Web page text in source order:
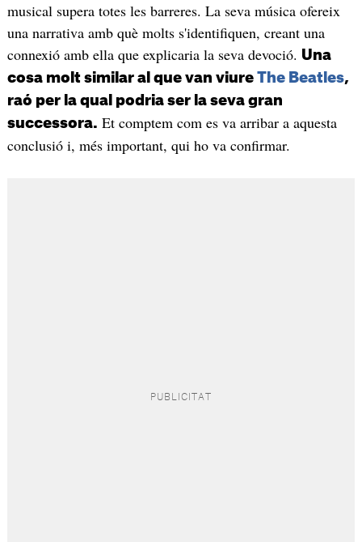
musical supera totes les barreres. La seva música ofereix
una narrativa amb què molts s'identifiquen, creant una
connexió amb ella que explicaria la seva devoció. Una
cosa molt similar al que van viure The Beatles,
raó per la qual podria ser la seva gran
successora. Et comptem com es va arribar a aquesta
conclusió i, més important, qui ho va confirmar.